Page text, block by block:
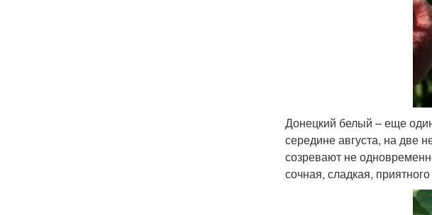
Донецкий белый – еще
середине августа, на две
созревают не
сочная, сладкая,